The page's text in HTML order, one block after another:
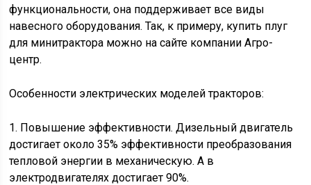
функциональности, она поддерживает все виды
навесного оборудования. Так, к примеру, купить плуг
для минитрактора можно на сайте компании Агро-
центр.
Особенности электрических моделей тракторов:
1. Повышение эффективности. Дизельный двигатель
достигает около 35% эффективности преобразования
тепловой энергии в механическую. А в
электродвигателях достигает 90%.